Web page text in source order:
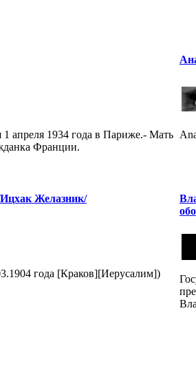
апреля 1934 года в Париже.- Мать
Франции.
Желазник/
года [Краков][Иерусалим])